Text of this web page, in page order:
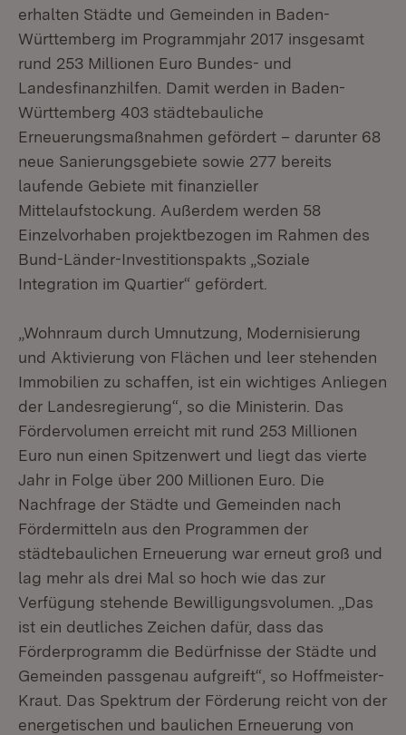
erhalten Städte und Gemeinden in Baden-
Württemberg im Programmjahr 2017 insgesamt
rund 253 Millionen Euro Bundes- und
Landesfinanzhilfen. Damit werden in Baden-
Württemberg 403 städtebauliche
Erneuerungsmaßnahmen gefördert – darunter 68
neue Sanierungsgebiete sowie 277 bereits
laufende Gebiete mit finanzieller
Mittelaufstockung. Außerdem werden 58
Einzelvorhaben projektbezogen im Rahmen des
Bund-Länder-Investitionspakts „Soziale
Integration im Quartier“ gefördert.
„Wohnraum durch Umnutzung, Modernisierung
und Aktivierung von Flächen und leer stehenden
Immobilien zu schaffen, ist ein wichtiges Anliegen
der Landesregierung“, so die Ministerin. Das
Fördervolumen erreicht mit rund 253 Millionen
Euro nun einen Spitzenwert und liegt das vierte
Jahr in Folge über 200 Millionen Euro. Die
Nachfrage der Städte und Gemeinden nach
Fördermitteln aus den Programmen der
städtebaulichen Erneuerung war erneut groß und
lag mehr als drei Mal so hoch wie das zur
Verfügung stehende Bewilligungsvolumen. „Das
ist ein deutliches Zeichen dafür, dass das
Förderprogramm die Bedürfnisse der Städte und
Gemeinden passgenau aufgreift“, so Hoffmeister-
Kraut. Das Spektrum der Förderung reicht von der
energetischen und baulichen Erneuerung von